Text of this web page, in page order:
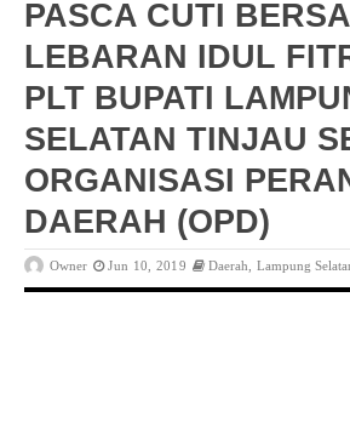
PASCA CUTI
LEBARAN IDUL
PLT BUPATI
SELATAN TINJAU
ORGANISASI
DAERAH (OPD)
Owner Jun 10, 2019 Daerah Lampung